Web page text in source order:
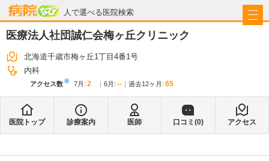
人で選べる医院検索
病院なび
医療法人社団誠仁会梅ヶ丘クリニック
北海道千歳市梅ヶ丘1丁目4番1号
内科
アクセス数※ 7月 : 2 6月 : -- 過去12ヶ月: 65
医院トップ 診療案内 医師 口コミ(0) アクセス